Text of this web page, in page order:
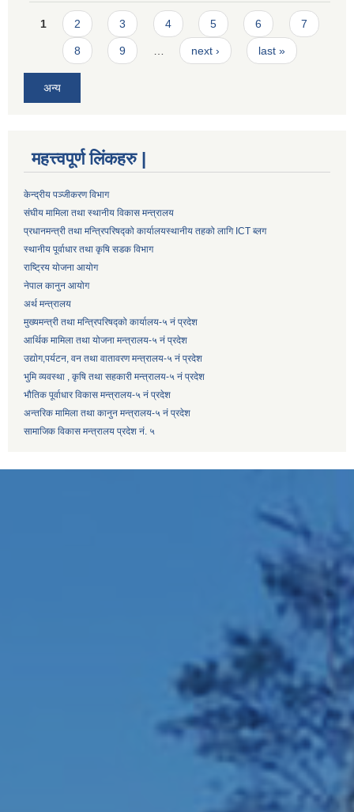
Pages
1 2 3 4 5 6 7
8 9 … next › last »
अन्य
महत्त्वपूर्ण लिंकहरु |
केन्द्रीय पञ्जीकरण विभाग
संघीय मामिला तथा स्थानीय विकास मन्त्रालय
प्रधानमन्त्री तथा मन्त्रिपरिषद्को कार्यालयस्थानीय तहको लागि ICT ब्लग
स्थानीय पूर्वाधार तथा कृषि सडक विभाग
राष्ट्रिय योजना आयोग
नेपाल कानुन आयोग
अर्थ मन्त्रालय
मुख्यमन्त्री तथा मन्त्रिपरिषद्को कार्यालय-५ नं प्रदेश
आर्थिक मामिला तथा योजना मन्त्रालय-५ नं प्रदेश
उद्याेग,पर्यटन, वन तथा वातावरण मन्त्रालय-५ नं प्रदेश
भुमि व्यवस्था , कृषि तथा सहकारी मन्त्रालय-५ नं प्रदेश
भौतिक पूर्वाधार विकास मन्त्रालय-५ नं प्रदेश
अन्तरिक मामिला तथा कानुन मन्त्रालय-५ नं प्रदेश
सामाजिक विकास मन्त्रालय प्रदेश नं. ५